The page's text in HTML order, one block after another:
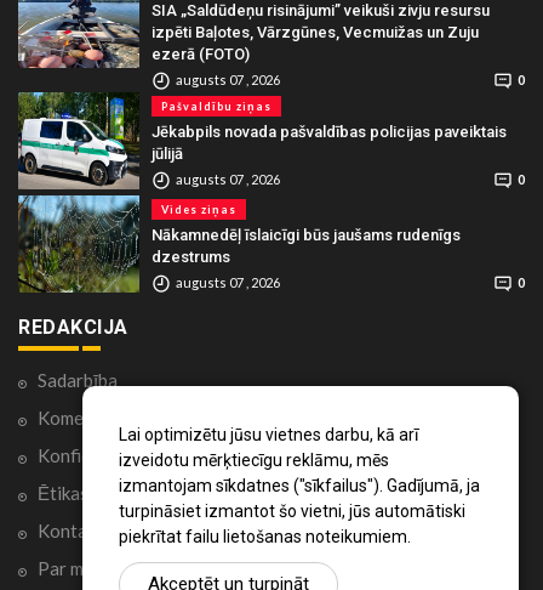
Lai optimizētu jūsu vietnes darbu, kā arī
izveidotu mērķtiecīgu reklāmu, mēs
izmantojam sīkdatnes ("sīkfailus"). Gadījumā, ja
turpināsiet izmantot šo vietni, jūs automātiski
piekrītat failu lietošanas noteikumiem.
Akceptēt un turpināt
SIA „Saldūdeņu risinājumi” veikuši zivju resursu
izpēti Baļotes, Vārzgūnes, Vecmuižas un Zuju
ezerā (FOTO)
augusts 07 , 2026 0
Pašvaldību ziņas
Jēkabpils novada pašvaldības policijas paveiktais
jūlijā
augusts 07 , 2026 0
Vides ziņas
Nākamnedēļ īslaicīgi būs jaušams rudenīgs
dzestrums
augusts 07 , 2026 0
REDAKCIJA
Sadarbība
Komentāri portālā
Konfidencialitātes politika
Ētikas kodekss
Kontakti
Par mums